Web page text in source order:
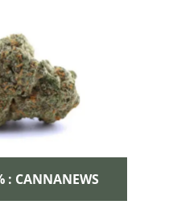
: CANNANEWS